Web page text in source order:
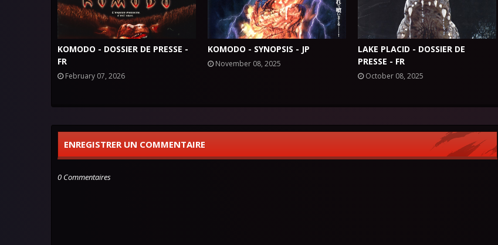
KOMODO - DOSSIER DE PRESSE -
FR
February 07, 2026
KOMODO - SYNOPSIS - JP
November 08, 2025
LAKE PLACID - DOSSIER DE
PRESSE - FR
October 08, 2025
ENREGISTRER UN COMMENTAIRE
0 Commentaires